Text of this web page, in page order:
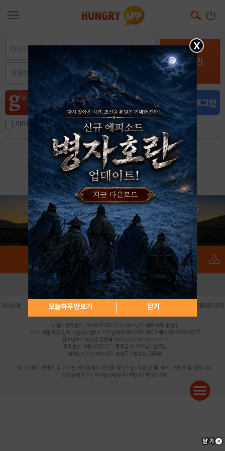
로그인
아이디, 이메일 저장
아이디 / 비밀번호 찾기 회원가입
X
오늘하루 안보기 닫기
로그인 PC버전 전체앱
회사소개 | 개인정보 처리방침 불법촬영물 신고센터 제휴광고문의
사업자등록번호:119-86-61101 (주)스마트나우 대표이사:송현두
주소: 서울시 금천구 가산디지털1로 171 연락처:063-284-8635 팩스:02-6265-0377
청소년보호책임자:김동욱 desk@hungryapp.co.kr
등록번호:서울아02322 | 등록일자:2016년4월25일
발행인:(주)스마트나우 송현두 | 편집인:김동욱
헝그리앱의 콘텐츠 및 기사는 저작권법의 보호를 받으므로, 무단 전재, 복사, 배포 등을 금합니다.
Copyright (c) HungryApp All Rights Reserved.